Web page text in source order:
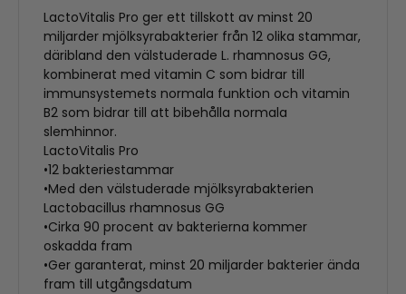
LactoVitalis Pro ger ett tillskott av minst 20
miljarder mjölksyrabakterier från 12 olika stammar,
däribland den välstuderade L. rhamnosus GG,
kombinerat med vitamin C som bidrar till
immunsystemets normala funktion och vitamin
B2 som bidrar till att bibehålla normala
slemhinnor.
LactoVitalis Pro
•12 bakteriestammar
•Med den välstuderade mjölksyrabakterien
Lactobacillus rhamnosus GG
•Cirka 90 procent av bakterierna kommer
oskadda fram
•Ger garanterat, minst 20 miljarder bakterier ända
fram till utgångsdatum